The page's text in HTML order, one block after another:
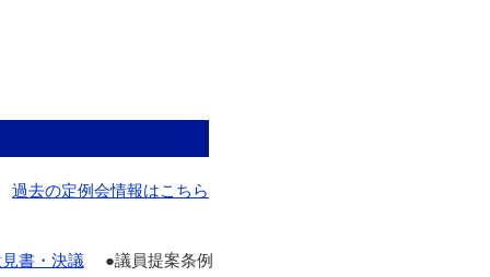
過去の定例会情報はこちら
書・決議 ●議員提案条例